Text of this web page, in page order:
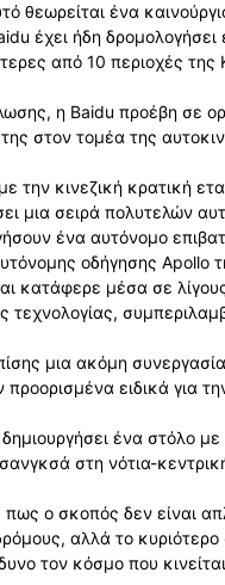
θεωρείται ένα
έχει ήδη
από 10 περιοχές της
η Baidu προέβη σε
στον τομέα της
την κινεζική κρατική
μια σειρά πολυτελών
ένα αυτόνομο
οδήγησης Apollo
κατάφερε μέσα σε
τεχνολογίας,
μια ακόμη
ειδικά για
ένα στόλο
στη νότια-
ο σκοπός δεν είναι
αλλά το κυριότερο
τον κόσμο που